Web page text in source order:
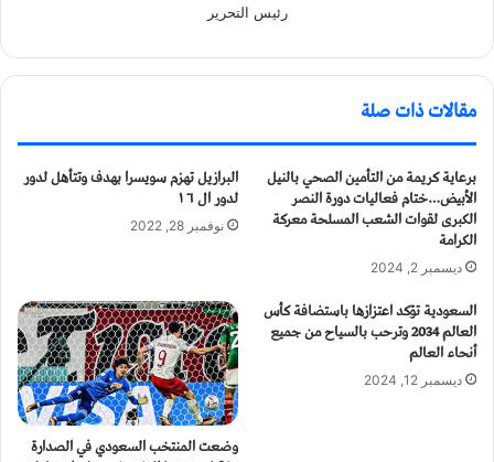
رئيس التحرير
مقالات ذات صلة
برعاية كريمة من التأمين الصحي بالنيل
الأبيض…ختام فعاليات دورة النصر
الكبرى لقوات الشعب المسلحة معركة
الكرامة
ديسمبر 2, 2024
البرازيل تهزم سويسرا بهدف وتتأهل لدور
لدور ال ١٦
نوفمبر 28, 2022
السعودية تؤكد اعتزازها باستضافة كأس
العالم 2034 وترحب بالسياح من جميع
أنحاء العالم
ديسمبر 12, 2024
وضعت المنتخب السعودي في الصدارة